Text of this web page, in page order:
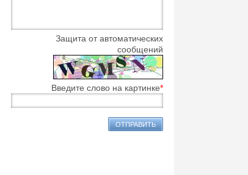
Защита от автоматических
сообщений
Введите слово на картинке*